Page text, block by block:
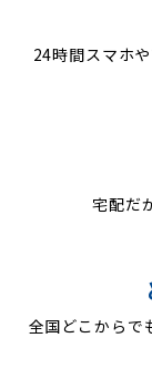
24時間スマホ
宅配だ
全国どこからで